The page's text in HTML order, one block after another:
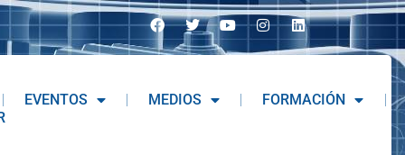
EVENTOS MEDIOS
FORMACIÓN